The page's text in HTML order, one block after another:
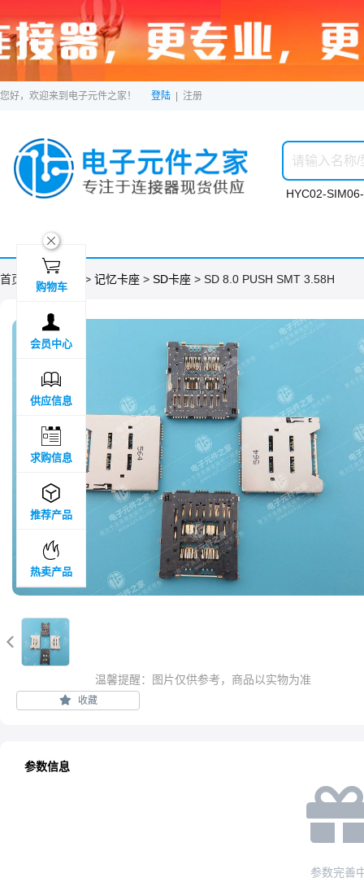
您好，欢迎来到电子元件之家！ 登陆 注册
HYC02-
首页 > 分类目录 > 记忆卡座 > SD卡座 > SD 8.0 PUSH SMT 3.58H

温馨提醒：图片仅供参考，商品以实物为准
收藏
参数信息
参数完善
ဆ

购物车

会员中心

供应信息

求购信息

推荐产品

热卖产品